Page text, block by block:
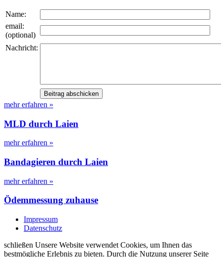
Name:
email:
(optional)
Nachricht:
mehr erfahren »
MLD durch Laien
mehr erfahren »
Bandagieren durch Laien
mehr erfahren »
Ödemmessung zuhause
Impressum
Datenschutz
schließen Unsere Website verwendet Cookies, um Ihnen das
bestmögliche Erlebnis zu bieten. Durch die Nutzung unserer Seite